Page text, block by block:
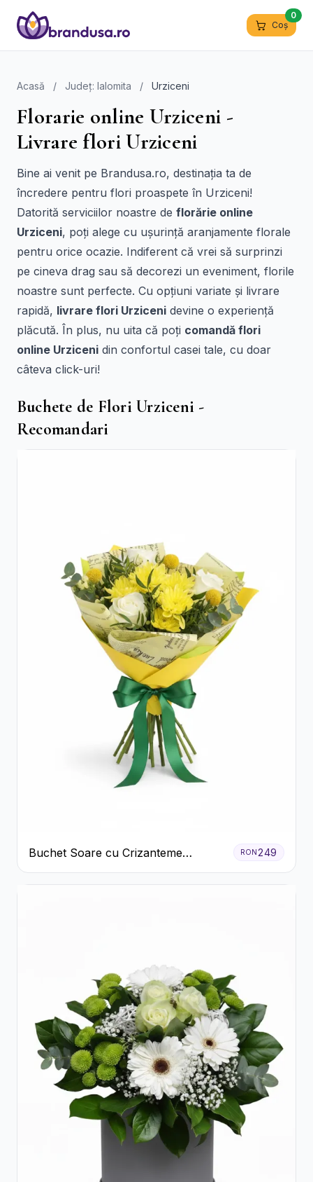
Coș
0
Acasă / Județ: Ialomita / Urziceni
Florarie online Urziceni -
Livrare flori Urziceni
Bine ai venit pe Brandusa.ro, destinația ta de
încredere pentru flori proaspete în Urziceni!
Datorită serviciilor noastre de florărie online
Urziceni, poți alege cu ușurință aranjamente florale
pentru orice ocazie. Indiferent că vrei să surprinzi
pe cineva drag sau să decorezi un eveniment, florile
noastre sunt perfecte. Cu opțiuni variate și livrare
rapidă, livrare flori Urziceni devine o experiență
plăcută. În plus, nu uita că poți comandă flori
online Urziceni din confortul casei tale, cu doar
câteva click-uri!
Buchete de Flori Urziceni -
Recomandari
Buchet Soare cu Crizanteme
Galbene și Trandafiri Albi
RON249